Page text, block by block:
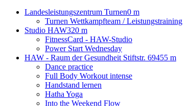
Landesleistungszentrum Turnen0 m
Turnen Wettkampfteam / Leistungstraining
Studio HAW320 m
FitnessCard - HAW-Studio
Power Start Wednesday
HAW - Raum der Gesundheit Stiftstr. 69455 m
Dance practice
Full Body Workout intense
Handstand lernen
Hatha Yoga
Into the Weekend Flow